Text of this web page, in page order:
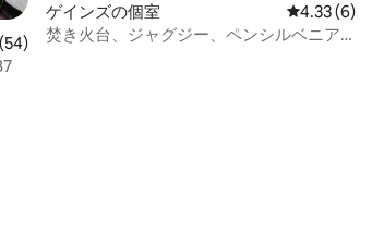
54件、5つ星中4.69つ星の平均評価
ゲインズの個室 レビュー6
4.33 (6)
焚き火台、ジャグジー、ペンシルベニア